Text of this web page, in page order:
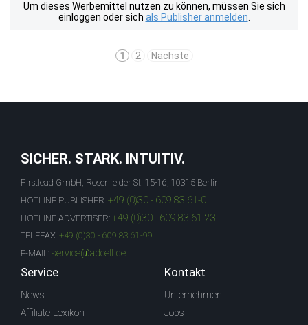
Um dieses Werbemittel nutzen zu können, müssen Sie sich
einloggen oder sich als Publisher anmelden
1 2 Nächste
SICHER. STARK. INTUITIV.
Firstlead GmbH, Rosenfelder St. 15-16, 10315 Berlin
HOTLINE PUBLISHER: +49 (0)30 - 609 83 61-0
HOTLINE ADVERTISER: +49 (0)30 - 609 83 61-23
TELEFAX: +49 (0)30 - 609 83 61-99
E-MAIL: service@adcell.de
Service
News
Affiliate-Lexikon
Kontakt
Unternehmen
Jobs